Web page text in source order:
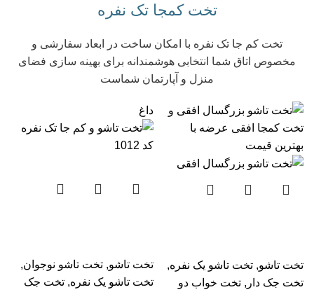
تخت کمجا تک نفره
تخت کم جا تک نفره با امکان ساخت در ابعاد سفارشی و
مخصوص اتاق شما انتخابی هوشمندانه برای بهینه سازی فضای
منزل و آپارتمان‌ شماست
تخت تاشو, تخت تاشو یک نفره,
تخت جک دار , تخت خواب دو
داغ
تخت تاشو, تخت تاشو نوجوان,
تخت تاشو یک نفره, تخت جک